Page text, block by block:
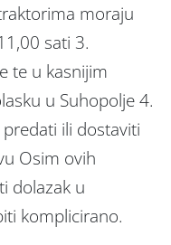
moraju
sati 3.
te u kasnijim
u Suhopolje 4.
ili dostaviti
Osim ovih
dolazak u
komplicirano.